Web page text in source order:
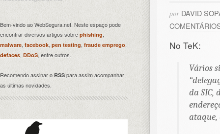
por DAVID
No TeK:
Vários
da SIC,
ataque,
Bem-vindo ao WebSegura.net. Neste espaço pode
encontrar diversos artigos sobre phishing,
malware, facebook, pen testing fraude emprego,
defaces, DDoS, entre outros.
Recomendo assinar o RSS para assim acompanhar
as últimas novidades.